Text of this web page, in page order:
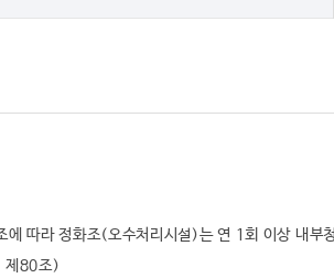
에 따라 정화조(오수처리시설)는 연 1회 이상 내부
제80조)